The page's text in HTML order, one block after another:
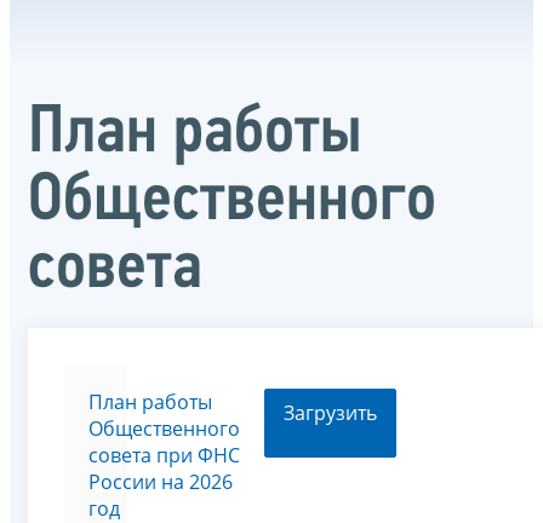
План работы
Общественного
совета
План работы
Общественного
совета при ФНС
России на 2026
год
Загрузить